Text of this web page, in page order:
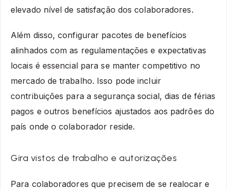
elevado nível de satisfação dos colaboradores.
Além disso, configurar pacotes de benefícios
alinhados com as regulamentações e expectativas
locais é essencial para se manter competitivo no
mercado de trabalho. Isso pode incluir
contribuições para a segurança social, dias de férias
pagos e outros benefícios ajustados aos padrões do
país onde o colaborador reside.
Gira vistos de trabalho e autorizações
Para colaboradores que precisem de se realocar e